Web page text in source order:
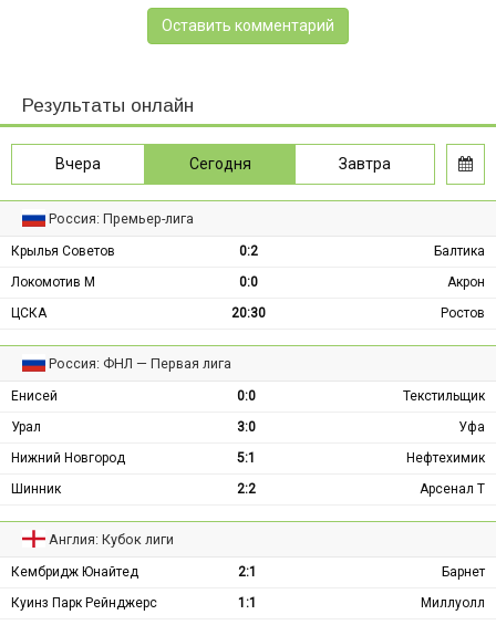
Оставить комментарий
Результаты онлайн
Вчера Сегодня Завтра
Россия: Премьер-лига
Крылья Советов 0:2
Балтика
Локомотив М
0:0
Акрон
ЦСКА
20:30 Ростов
Россия: ФНЛ — Первая лига
Енисей 0:0
Текстильщик
Урал
3:0
Уфа
Нижний Новгород
5:1
Нефтехимик
Шинник
2:2 Арсенал Т
Англия: Кубок лиги
Кембридж Юнайтед 2:1
Барнет
Куинз Парк Рейнджерс
1:1
Миллуолл